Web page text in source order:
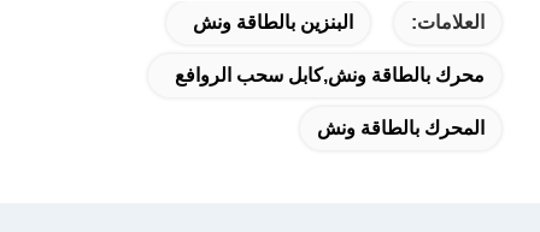
العلامات: البنزين بالطاقة ونش
محرك بالطاقة ونش,كابل سحب الروافع
المحرك بالطاقة ونش